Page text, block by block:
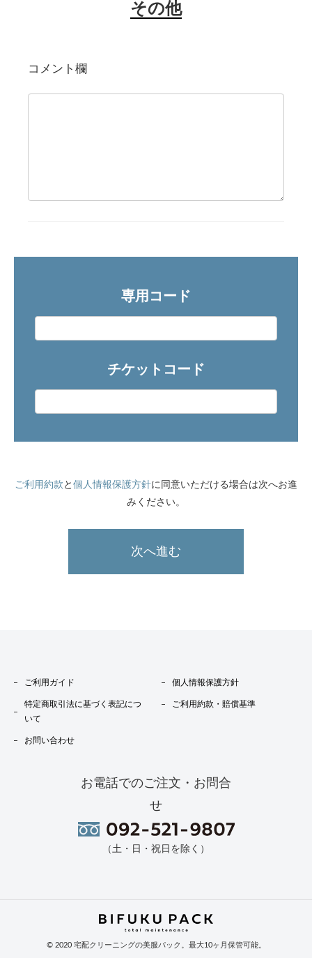
その他
コメント欄
専用コード
チケットコード
ご利用約款 と 個人情報保護方針に同意いただける場合は次へお進
みください。
ご利用ガイド 個人情報保護方針
特定商取引法に基づく表記につ
いて
ご利用約款・賠償基準
お問い合わせ
お電話でのご注文・お問合
せ
（土・日・祝日を除く）
© 2020 宅配クリーニングの美服パック。最大10ヶ月保管可能。